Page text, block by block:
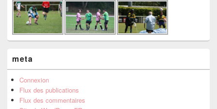
meta
Connexion
Flux des publications
Flux des commentaires